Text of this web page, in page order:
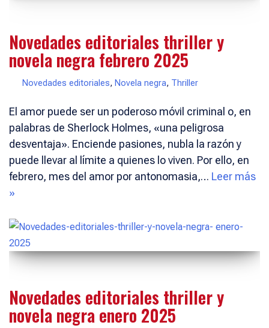
Novedades editoriales thriller y
novela negra febrero 2025
Novedades editoriales, Novela negra, Thriller
El amor puede ser un poderoso móvil criminal o, en
palabras de Sherlock Holmes, «una peligrosa
desventaja». Enciende pasiones, nubla la razón y
puede llevar al límite a quienes lo viven. Por ello, en
febrero, mes del amor por antonomasia,… Leer más
»
Novedades editoriales thriller y
novela negra enero 2025